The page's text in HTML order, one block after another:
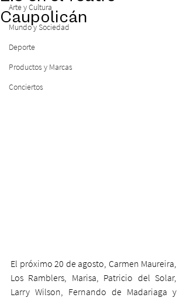
Arte y Cultura
Mundo y Sociedad
Deporte
Productos y Marcas
Conciertos
Caupolicán
El próximo 20 de agosto, Carmen Maureira,
Los Ramblers, Marisa, Patricio del Solar,
Larry Wilson, Fernando de Madariaga y